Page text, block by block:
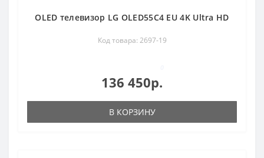
OLED телевизор LG OLED55C4 EU 4K Ultra HD
Код товара: 2697-19
136 450р.
В КОРЗИНУ